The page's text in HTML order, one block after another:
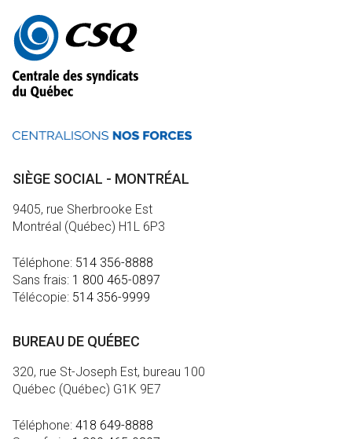
Autres
informations
SIÈGE SOCIAL - MONTRÉAL
9405, rue Sherbrooke Est
Montréal (Québec) H1L 6P3
Téléphone: 514 356-8888
Sans frais: 1 800 465-0897
Télécopie: 514 356-9999
BUREAU DE QUÉBEC
320, rue St-Joseph Est, bureau 100
Québec (Québec) G1K 9E7
Téléphone: 418 649-8888